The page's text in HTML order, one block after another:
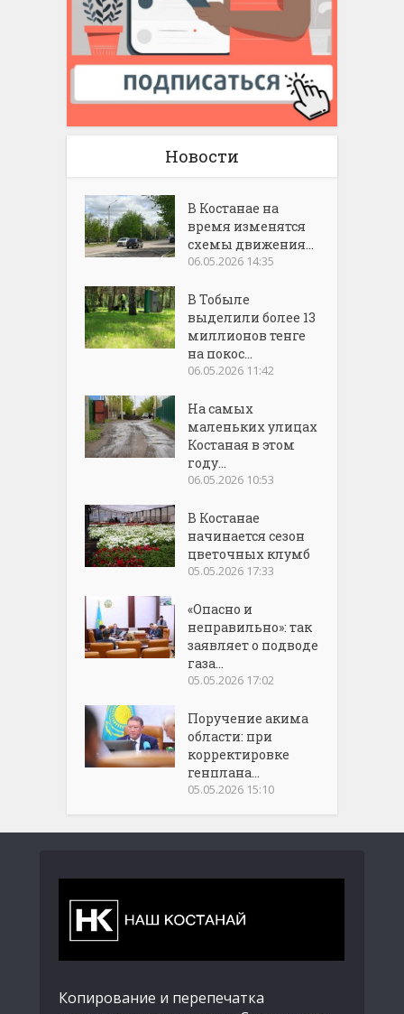
Новости
В Костанае на
время изменятся
схемы движения...
06.05.2026 14:35
В Тобыле
выделили более 13
миллионов тенге
на покос...
06.05.2026 11:42
На самых
маленьких улицах
Костаная в этом
году...
06.05.2026 10:53
В Костанае
начинается сезон
цветочных клумб
05.05.2026 17:33
«Опасно и
неправильно»: так
заявляет о подводе
газа...
05.05.2026 17:02
Поручение акима
области: при
корректировке
генплана...
05.05.2026 15:10
Копирование и перепечатка